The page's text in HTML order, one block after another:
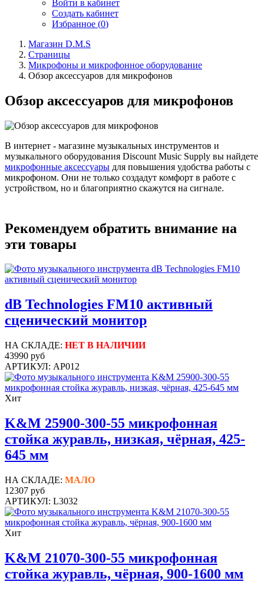
Войти в кабинет
Создать кабинет
Избранное (0)
Магазин D.M.S
Страницы
Микрофоны и микрофонное оборудование
Обзор аксессуаров для микрофонов
Обзор аксессуаров для микрофонов
В интернет - магазине музыкальных инструментов и
музыкального оборудования Discount Music Supply вы найдете
микрофонные аксессуары для повышения удобства работы с
микрофоном. Они не только создадут комфорт в работе с
устройством, но и благоприятно скажутся на сигнале.
Рекомендуем обратить внимание на
эти товары
dB Technologies FM10 активный
сценический монитор
НА СКЛАДЕ: НЕТ В НАЛИЧИИ
43990 руб
АРТИКУЛ: AP012
Хит
K&M 25900-300-55 микрофонная
стойка журавль, низкая, чёрная, 425-
645 мм
НА СКЛАДЕ: МАЛО
12307 руб
АРТИКУЛ: L3032
Хит
K&M 21070-300-55 микрофонная
стойка журавль, чёрная, 900-1600 мм